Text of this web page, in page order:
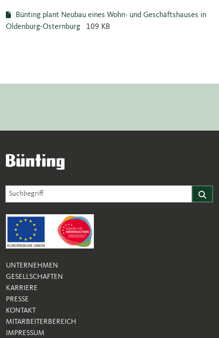
Bünting plant Neubau eines Wohn- und Geschäftshauses in
Oldenburg-Osternburg
109 KB
Suche für Website
Suchfeld Finden
UNTERNEHMEN
GESELLSCHAFTEN
KARRIERE
PRESSE
KONTAKT
MITARBEITERBEREICH
IMPRESSUM